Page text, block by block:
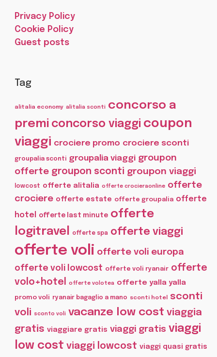
Privacy Policy
Cookie Policy
Guest posts
Tag
alitalia economy alitalia sconti concorso a
premi concorso viaggi coupon
viaggi crociere promo crociere sconti
groupalia sconti groupalia viaggi groupon
offerte groupon sconti groupon viaggi
lowcost offerte alitalia offerte crocieraonline offerte
crociere offerte estate offerte groupalia offerte
hotel
offerte last minute offerte
logitravel offerte spa offerte viaggi
offerte voli offerte voli europa
offerte voli lowcost offerte voli ryanair offerte
volo+hotel offerte volotea offerte yalla yalla
promo voli ryanair bagaglio a mano sconti hotel
sconti
voli
sconto voli vacanze low cost viaggia
gratis viaggiare gratis viaggi gratis viaggi
low cost viaggi lowcost viaggi quasi gratis